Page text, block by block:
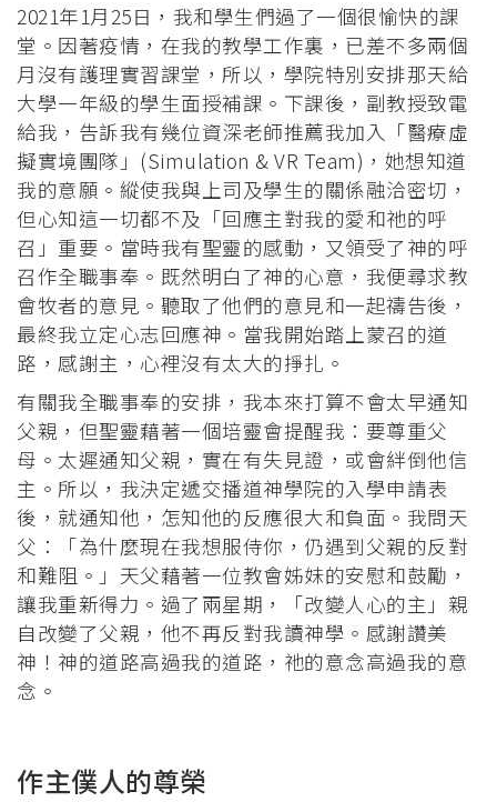
2021年1月25日，我和學生們過了一個很愉快的課
堂。因著疫情，在我的教學工作裏，已差不多兩個
月沒有護理實習課堂，所以，學院特別安排那天給
大學一年級的學生面授補課。下課後，副教授致電
給我，告訴我有幾位資深老師推薦我加入「醫療虛
擬實境團隊」(Simulation & VR Team)，她想知道
我的意願。縱使我與上司及學生的關係融洽密切，
但心知這一切都不及「回應主對我的愛和祂的呼
召」重要。當時我有聖靈的感動，又領受了神的呼
召作全職事奉。既然明白了神的心意，我便尋求教
會牧者的意見。聽取了他們的意見和一起禱告後，
最終我立定心志回應神。當我開始踏上蒙召的道
路，感謝主，心裡沒有太大的掙扎。
有關我全職事奉的安排，我本來打算不會太早通知
父親，但聖靈藉著一個培靈會提醒我：要尊重父
母。太遲通知父親，實在有失見證，或會絆倒他信
主。所以，我決定遞交播道神學院的入學申請表
後，就通知他，怎知他的反應很大和負面。我問天
父：「為什麼現在我想服侍你，仍遇到父親的反對
和難阻。」天父藉著一位教會姊妹的安慰和鼓勵，
讓我重新得力。過了兩星期，「改變人心的主」親
自改變了父親，他不再反對我讀神學。感謝讚美
神！神的道路高過我的道路，祂的意念高過我的意
念。
作主僕人的尊榮